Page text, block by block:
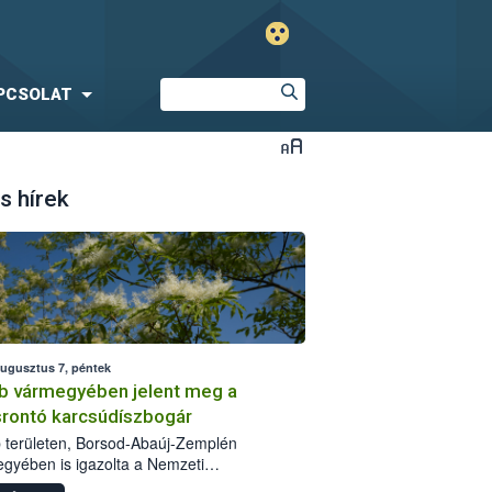
hírek
7, péntek
vármegyében jelent meg a
karcsúdíszbogár
területen, Borsod-Abaúj-Zemplén
is igazolta a Nemzeti
biztonsági Hivatal (Nébih) a